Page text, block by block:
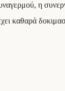
η
καθαρά